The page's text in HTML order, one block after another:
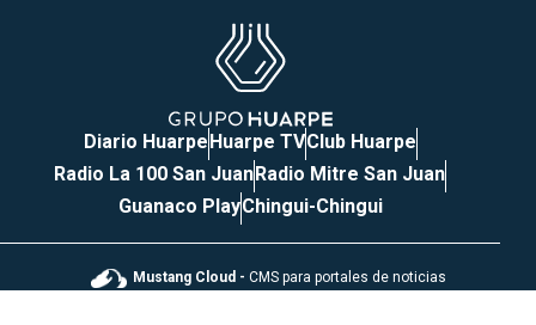
Diario HuarpeHuarpe TVClub Huarpe
Radio La 100 San JuanRadio Mitre San Juan
Guanaco PlayChingui-Chingui
Mustang Cloud - CMS para portales de noticias